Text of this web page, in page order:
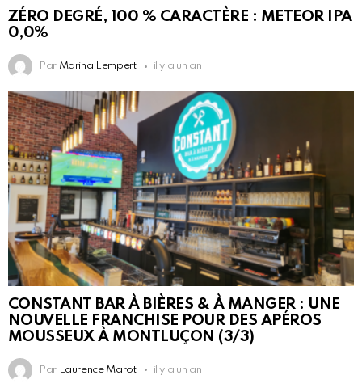
ZÉRO DEGRÉ, 100 % CARACTÈRE : METEOR IPA
0,0%
Par Marina Lempert il y a un an
CONSTANT BAR À BIÈRES & À MANGER : UNE
NOUVELLE FRANCHISE POUR DES APÉROS
MOUSSEUX À MONTLUÇON (3/3)
Par Laurence Marot il y a un an